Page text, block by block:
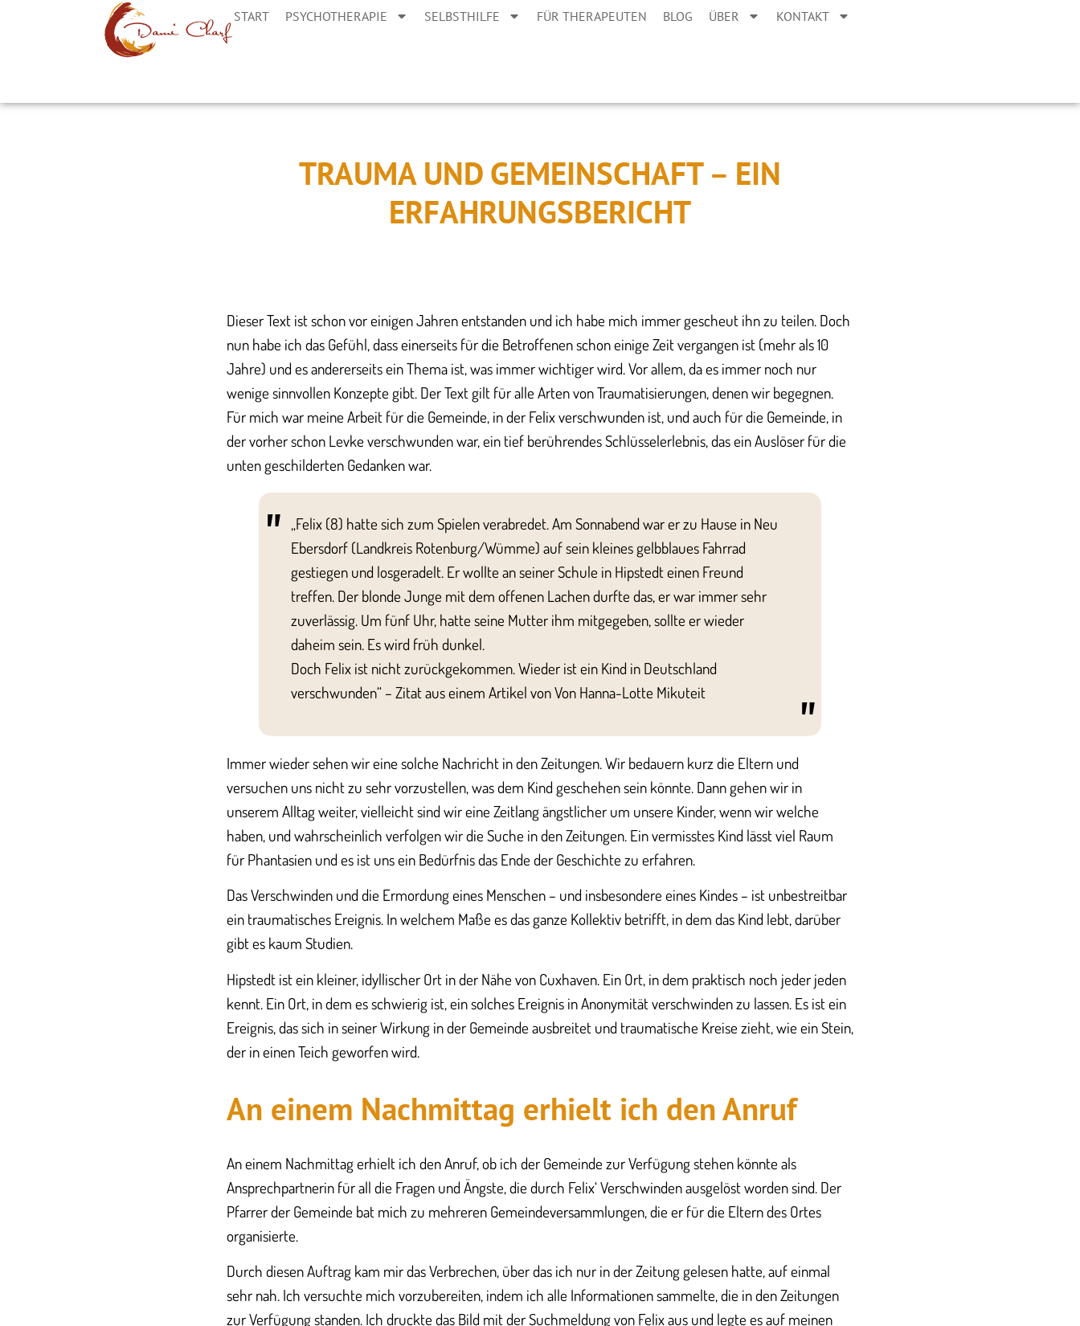
START PSYCHOTHERAPIE SELBSTHILFE FÜR THERAPEUTEN BLOG ÜBER KONTAKT
TRAUMA UND GEMEINSCHAFT – EIN
ERFAHRUNGSBERICHT
Dieser Text ist schon vor einigen Jahren entstanden und ich habe mich immer gescheut ihn zu teilen. Doch
nun habe ich das Gefühl, dass einerseits für die Betroffenen schon einige Zeit vergangen ist (mehr als 10
Jahre) und es andererseits ein Thema ist, was immer wichtiger wird. Vor allem, da es immer noch nur
wenige sinnvollen Konzepte gibt. Der Text gilt für alle Arten von Traumatisierungen, denen wir begegnen.
Für mich war meine Arbeit für die Gemeinde, in der Felix verschwunden ist, und auch für die Gemeinde, in
der vorher schon Levke verschwunden war, ein tief berührendes Schlüsselerlebnis, das ein Auslöser für die
unten geschilderten Gedanken war.
„Felix (8) hatte sich zum Spielen verabredet. Am Sonnabend war er zu Hause in Neu
Ebersdorf (Landkreis Rotenburg/Wümme) auf sein kleines gelbblaues Fahrrad
gestiegen und losgeradelt. Er wollte an seiner Schule in Hipstedt einen Freund
treffen. Der blonde Junge mit dem offenen Lachen durfte das, er war immer sehr
zuverlässig. Um fünf Uhr, hatte seine Mutter ihm mitgegeben, sollte er wieder
daheim sein. Es wird früh dunkel.
Doch Felix ist nicht zurückgekommen. Wieder ist ein Kind in Deutschland
verschwunden“ – Zitat aus einem Artikel von Von Hanna-Lotte Mikuteit
Immer wieder sehen wir eine solche Nachricht in den Zeitungen. Wir bedauern kurz die Eltern und
versuchen uns nicht zu sehr vorzustellen, was dem Kind geschehen sein könnte. Dann gehen wir in
unserem Alltag weiter, vielleicht sind wir eine Zeitlang ängstlicher um unsere Kinder, wenn wir welche
haben, und wahrscheinlich verfolgen wir die Suche in den Zeitungen. Ein vermisstes Kind lässt viel Raum
für Phantasien und es ist uns ein Bedürfnis das Ende der Geschichte zu erfahren.
Das Verschwinden und die Ermordung eines Menschen – und insbesondere eines Kindes – ist unbestreitbar
ein traumatisches Ereignis. In welchem Maße es das ganze Kollektiv betrifft, in dem das Kind lebt, darüber
gibt es kaum Studien.
Hipstedt ist ein kleiner, idyllischer Ort in der Nähe von Cuxhaven. Ein Ort, in dem praktisch noch jeder jeden
kennt. Ein Ort, in dem es schwierig ist, ein solches Ereignis in Anonymität verschwinden zu lassen. Es ist ein
Ereignis, das sich in seiner Wirkung in der Gemeinde ausbreitet und traumatische Kreise zieht, wie ein Stein,
der in einen Teich geworfen wird.
An einem Nachmittag erhielt ich den Anruf
An einem Nachmittag erhielt ich den Anruf, ob ich der Gemeinde zur Verfügung stehen könnte als
Ansprechpartnerin für all die Fragen und Ängste, die durch Felix‘ Verschwinden ausgelöst worden sind. Der
Pfarrer der Gemeinde bat mich zu mehreren Gemeindeversammlungen, die er für die Eltern des Ortes
organisierte.
Durch diesen Auftrag kam mir das Verbrechen, über das ich nur in der Zeitung gelesen hatte, auf einmal
sehr nah. Ich versuchte mich vorzubereiten, indem ich alle Informationen sammelte, die in den Zeitungen
zur Verfügung standen. Ich druckte das Bild mit der Suchmeldung von Felix aus und legte es auf meinen